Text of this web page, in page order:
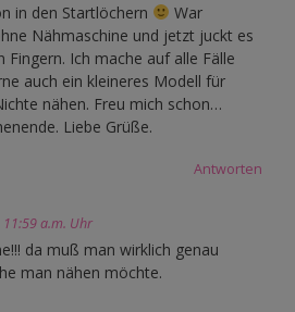
in den Startlöchern
War
Nähmaschine und jetzt juckt es
Fingern. Ich mache auf alle Fälle
auch ein kleineres Modell für
nähen. Freu mich schon…
Liebe Grüße.
Antworten
11:59 a.m. Uhr
da muß man wirklich genau
man nähen möchte.